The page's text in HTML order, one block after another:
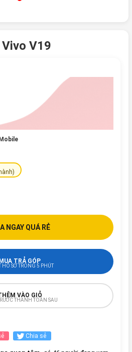
V19
NGAY QUÁ RẺ
TRẢ GÓP
HỒ SƠ TRONG 5 PHÚT
VÀO GIỎ
THANH TOÁN SAU
Chia sẻ